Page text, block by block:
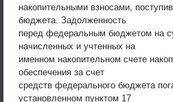
накопительными взносами,
бюджета. Задолженность
перед федеральным бюджетом на
начисленных и учтенных на
именном накопительном счете
обеспечения за счет
средств федерального бюджета
установленном пунктом 17